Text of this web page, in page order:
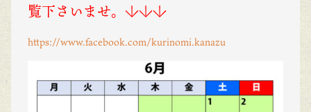
覧下さいませ。↓↓↓
https://www.facebook.com/kurinomi.kanazu